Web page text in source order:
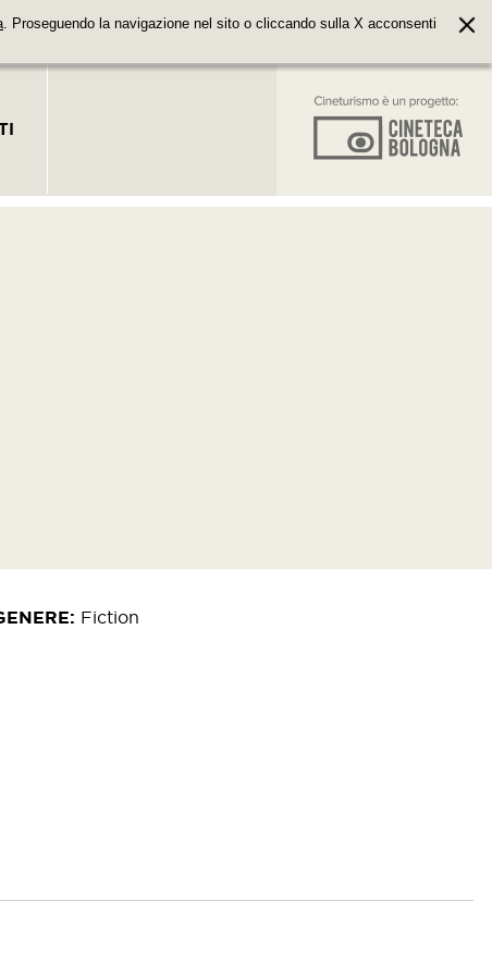
. Proseguendo la navigazione nel sito o cliccando sulla X acconsenti
Fiction